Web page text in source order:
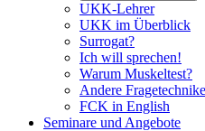
UKK-Lehrer
UKK im Überblick
Surrogat?
Ich will sprechen!
Warum Muskeltest?
Andere
FCK in English
Seminare und Angebote